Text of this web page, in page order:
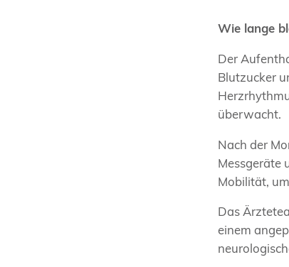
Wie lange
Der
Blutzucker
überwacht.
Nach der
Messgeräte
Mobilität,
Das
einem